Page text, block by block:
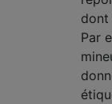
dont
Par